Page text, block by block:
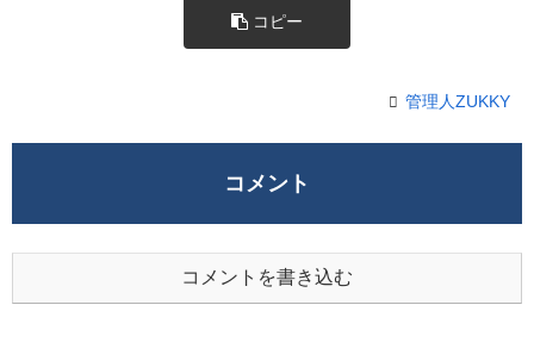
コピー
管理人ZUKKY
コメント
コメントを書き込む